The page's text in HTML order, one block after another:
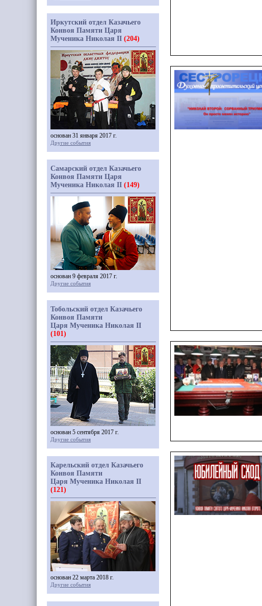
Иркутский отдел Казачьего
Конвоя Памяти Царя
Мученика Николая II (204)
основан 31 января 2017 г.
Другие события
Самарский отдел Казачьего
Конвоя Памяти Царя
Мученика Николая II (149)
основан 9 февраля 2017 г.
Другие события
Тобольский отдел Казачьего
Конвоя Памяти
Царя Мученика Николая II
(101)
основан 5 сентября 2017 г.
Другие события
Карельский отдел Казачьего
Конвоя Памяти
Царя Мученика Николая II
(121)
основан 22 марта 2018 г.
Другие события